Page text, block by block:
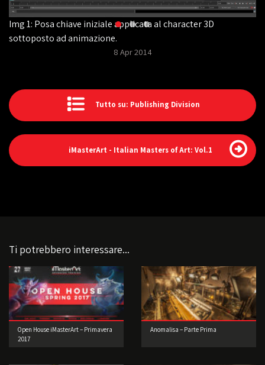
Img 1: Posa chiave iniziale applicata al character 3D
sottoposto ad animazione.
8 Apr 2014
Tutto su: Publishing Division
iMasterArt - Italian Masters of Art: Vol.1
Ti potrebbero interessare...
Open House iMasterArt – Primavera
2017
Anomalisa – Parte Prima